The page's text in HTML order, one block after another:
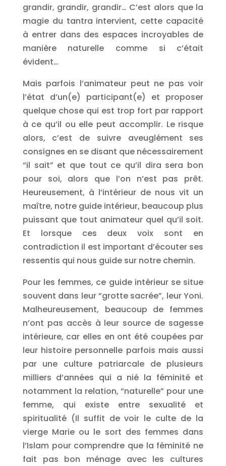
grandir, grandir, grandir… C’est alors que la
magie du tantra intervient, cette capacité
à entrer dans des espaces incroyables de
manière naturelle comme si c’était
évident…
Mais parfois l’animateur peut ne pas voir
l’état d’un(e) participant(e) et proposer
quelque chose qui est trop fort par rapport
à ce qu’il ou elle peut accomplir. Le risque
alors, c’est de suivre aveuglément ses
consignes en se disant que nécessairement
“il sait” et que tout ce qu’il dira sera bon
pour soi, alors que l’on n’est pas prêt.
Heureusement, à l’intérieur de nous vit un
maître, notre guide intérieur, beaucoup plus
puissant que tout animateur quel qu’il soit.
Et lorsque ces deux voix sont en
contradiction il est important d’écouter ses
ressentis qui nous guide sur notre chemin.
Pour les femmes, ce guide intérieur se situe
souvent dans leur “grotte sacrée”, leur Yoni.
Malheureusement, beaucoup de femmes
n’ont pas accès à leur source de sagesse
intérieure, car elles en ont été coupées par
leur histoire personnelle parfois mais aussi
par une culture patriarcale de plusieurs
milliers d’années qui a nié la féminité et
notamment la relation, “naturelle” pour une
femme, qui existe entre sexualité et
spiritualité (Il suffit de voir le culte de la
vierge Marie ou le sort des femmes dans
l’Islam pour comprendre que la féminité ne
fait pas bon ménage avec les cultures